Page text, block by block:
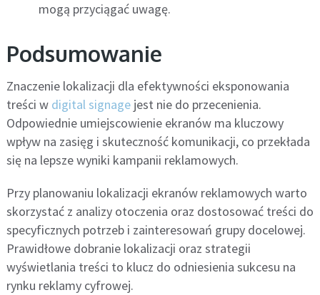
mogą przyciągać uwagę.
Podsumowanie
Znaczenie lokalizacji dla efektywności eksponowania
treści w digital signagejest nie do przecenienia.
Odpowiednie umiejscowienie ekranów ma kluczowy
wpływ na zasięg i skuteczność komunikacji, co przekłada
się na lepsze wyniki kampanii reklamowych.
Przy planowaniu lokalizacji ekranów reklamowych warto
skorzystać z analizy otoczenia oraz dostosować treści do
specyficznych potrzeb i zainteresowań grupy docelowej.
Prawidłowe dobranie lokalizacji oraz strategii
wyświetlania treści to klucz do odniesienia sukcesu na
rynku reklamy cyfrowej.